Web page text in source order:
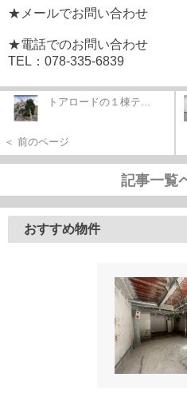
★メールでお問い合わせ
★電話でのお問い合わせ
TEL：078-335-6839
トアロードの１棟テ...
＜ 前のページ
記事一覧
おすすめ物件